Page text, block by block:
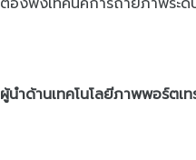
ผู้นำด้านเทคโนโลยีภาพพอร์ตเ